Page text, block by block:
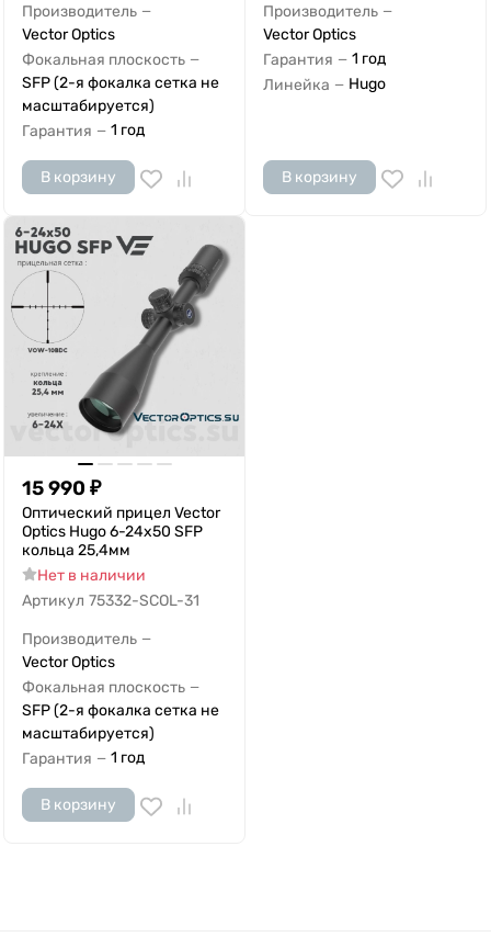
Производитель —
Vector Optics
Фокальная плоскость —
SFP (2-я фокалка сетка не
масштабируется)
Гарантия — 1 год
В корзину
Производитель —
Vector Optics
Гарантия — 1 год
Линейка — Hugo
В корзину
15 990 ₽
Оптический прицел Vector
Optics Hugo 6-24x50 SFP
кольца 25,4мм
Нет в наличии
Артикул 75332-SCOL-31
Производитель —
Vector Optics
Фокальная плоскость —
SFP (2-я фокалка сетка не
масштабируется)
Гарантия — 1 год
В корзину